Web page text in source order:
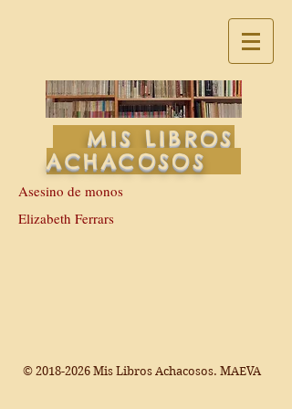
MIS LIBROS
ACHACOSOS
Asesino de monos
Elizabeth Ferrars
© 2018-2026 Mis Libros Achacosos. MAEVA